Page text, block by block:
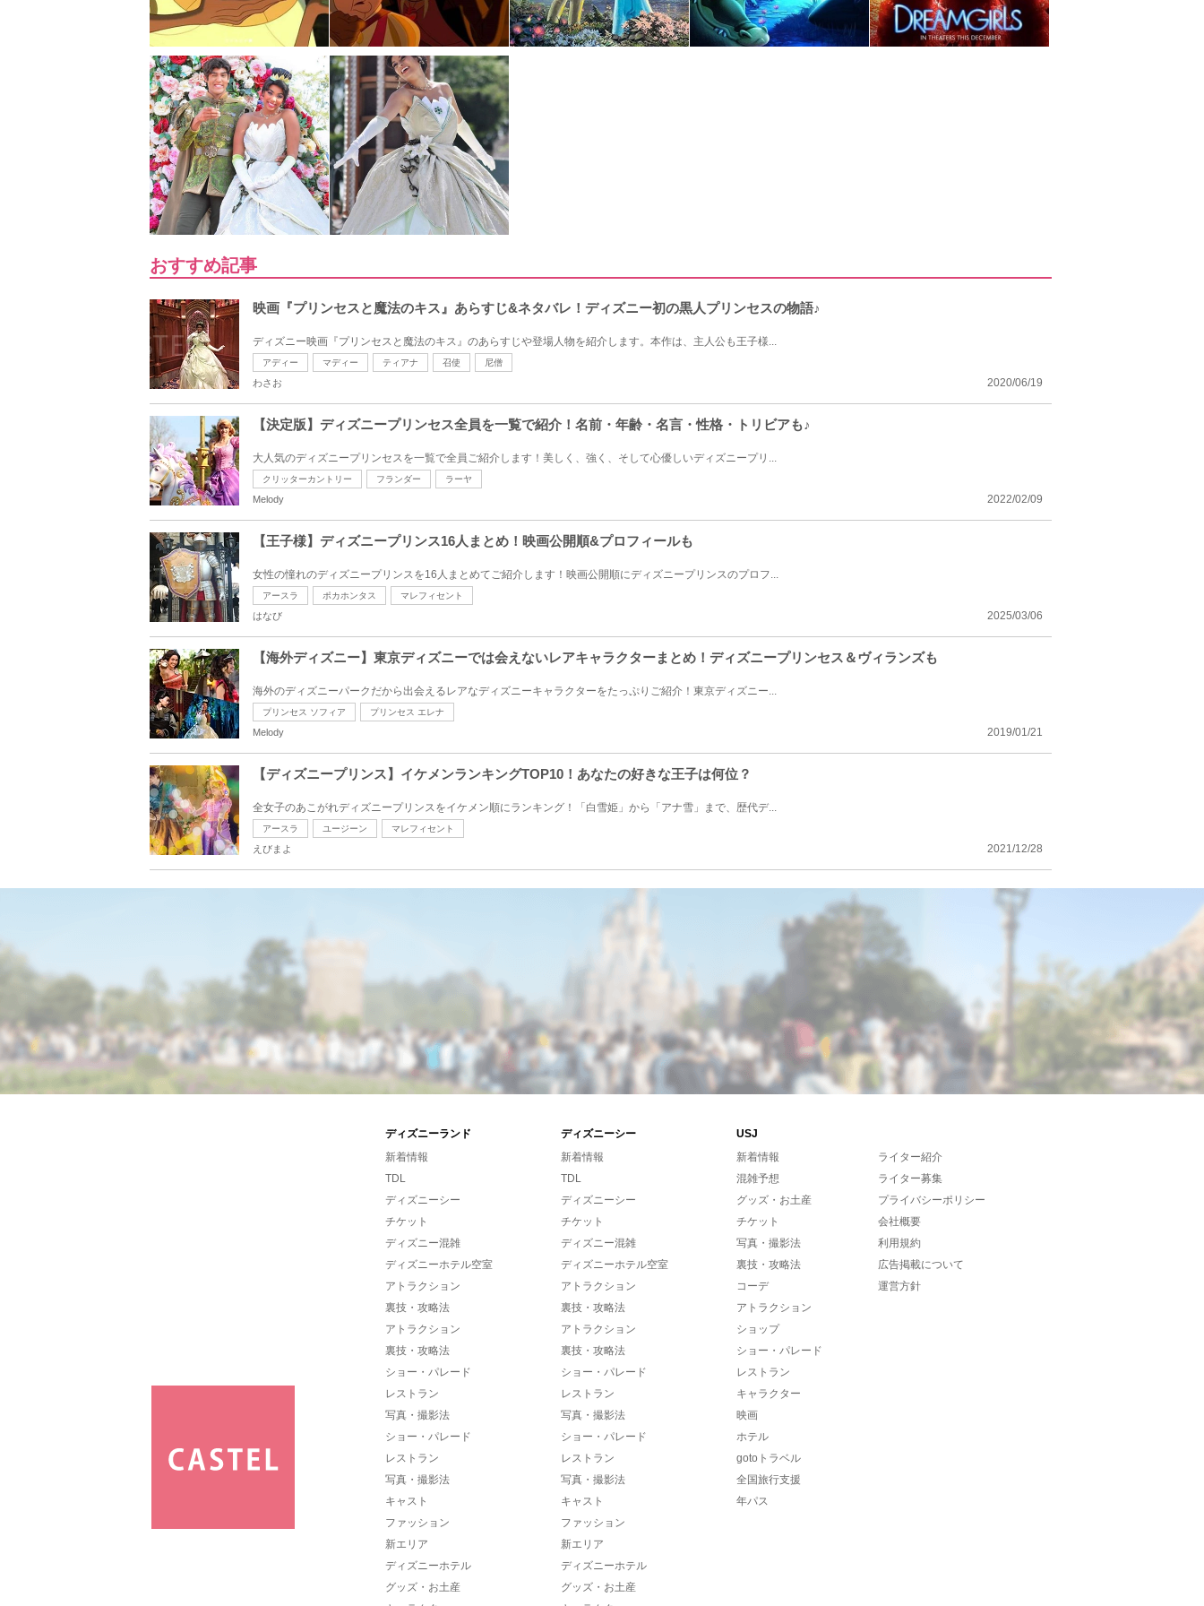
おすすめ記事
映画『プリンセスと魔法のキス』あらすじ&ネタバレ！ディズニー初の黒人プリンセスの物語♪
ディズニー映画『プリンセスと魔法のキス』のあらすじや登場人物を紹介します。本作は、主人公も王子様...
アディー マディー ティアナ 召使 尼僧
2020/06/19
わさお
【決定版】ディズニープリンセス全員を一覧で紹介！名前・年齢・名言・性格・トリビアも♪
大人気のディズニープリンセスを一覧で全員ご紹介します！美しく、強く、そして心優しいディズニープリ...
クリッターカントリー フランダー ラーヤ
2022/02/09
Melody
【王子様】ディズニープリンス16人まとめ！映画公開順&プロフィールも
女性の憧れのディズニープリンスを16人まとめてご紹介します！映画公開順にディズニープリンスのプロフ...
アースラ ポカホンタス マレフィセント
2025/03/06
はなび
【海外ディズニー】東京ディズニーでは会えないレアキャラクターまとめ！ディズニープリンセス＆ヴィランズも
海外のディズニーパークだから出会えるレアなディズニーキャラクターをたっぷりご紹介！東京ディズニー...
プリンセス ソフィア プリンセス エレナ
2019/01/21
Melody
【ディズニープリンス】イケメンランキングTOP10！あなたの好きな王子は何位？
全女子のあこがれディズニープリンスをイケメン順にランキング！「白雪姫」から「アナ雪」まで、歴代デ...
アースラ ユージーン マレフィセント
2021/12/28
えびまよ
ディズニーランド ディズニーシー
USJ
新着情報
TDL
ディズニーシー
チケット
ディズニー混雑
ディズニーホテル空室
アトラクション
裏技・攻略法
アトラクション
裏技・攻略法
ショー・パレード
レストラン
写真・撮影法
ショー・パレード
レストラン
写真・撮影法
キャスト
ファッション
新エリア
ディズニーホテル
グッズ・お土産
新着情報
TDL
ディズニーシー
チケット
ディズニー混雑
ディズニーホテル空室
アトラクション
裏技・攻略法
アトラクション
裏技・攻略法
ショー・パレード
レストラン
写真・撮影法
ショー・パレード
レストラン
写真・撮影法
キャスト
ファッション
新エリア
ディズニーホテル
グッズ・お土産
新着情報
混雑予想
グッズ・お土産
チケット
写真・撮影法
裏技・攻略法
コーデ
アトラクション
ショップ
ショー・パレード
レストラン
キャラクター
映画
ホテル
gotoトラベル
全国旅行支援
年パス
ライター紹介
ライター募集
プライバシーポリシー
会社概要
利用規約
広告掲載について
運営方針